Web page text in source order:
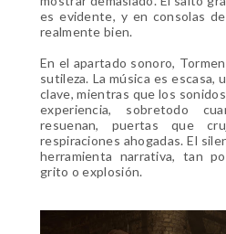
es evidente, y en consolas
realmente bien.
En el apartado sonoro,
sutileza. La música es escasa,
clave, mientras que los
experiencia, sobretodo
resuenan, puertas que
respiraciones ahogadas. El
herramienta narrativa, tan
grito o explosión.